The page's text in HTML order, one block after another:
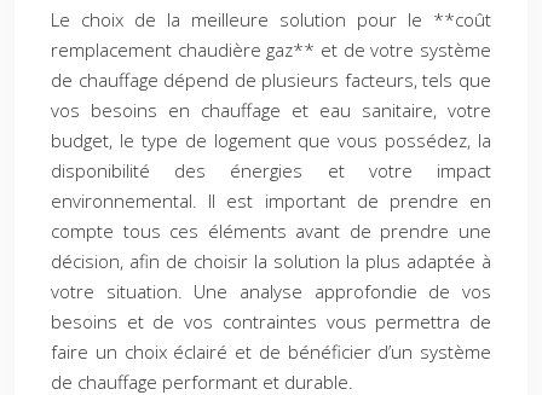
Le choix de la meilleure solution pour le **coût
remplacement chaudière gaz** et de votre système
de chauffage dépend de plusieurs facteurs, tels que
vos besoins en chauffage et eau sanitaire, votre
budget, le type de logement que vous possédez, la
disponibilité des énergies et votre impact
environnemental. Il est important de prendre en
compte tous ces éléments avant de prendre une
décision, afin de choisir la solution la plus adaptée à
votre situation. Une analyse approfondie de vos
besoins et de vos contraintes vous permettra de
faire un choix éclairé et de bénéficier d’un système
de chauffage performant et durable.